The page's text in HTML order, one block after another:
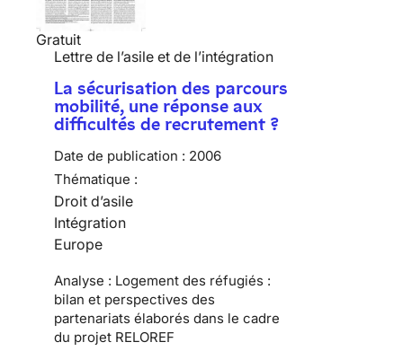
Gratuit
Lettre de l’asile et de l’intégration
La sécurisation des parcours
mobilité, une réponse aux
difficultés de recrutement ?
Date de publication : 2006
Thématique :
Droit d’asile
Intégration
Europe
Analyse : Logement des réfugiés :
bilan et perspectives des
partenariats élaborés dans le cadre
du projet RELOREF